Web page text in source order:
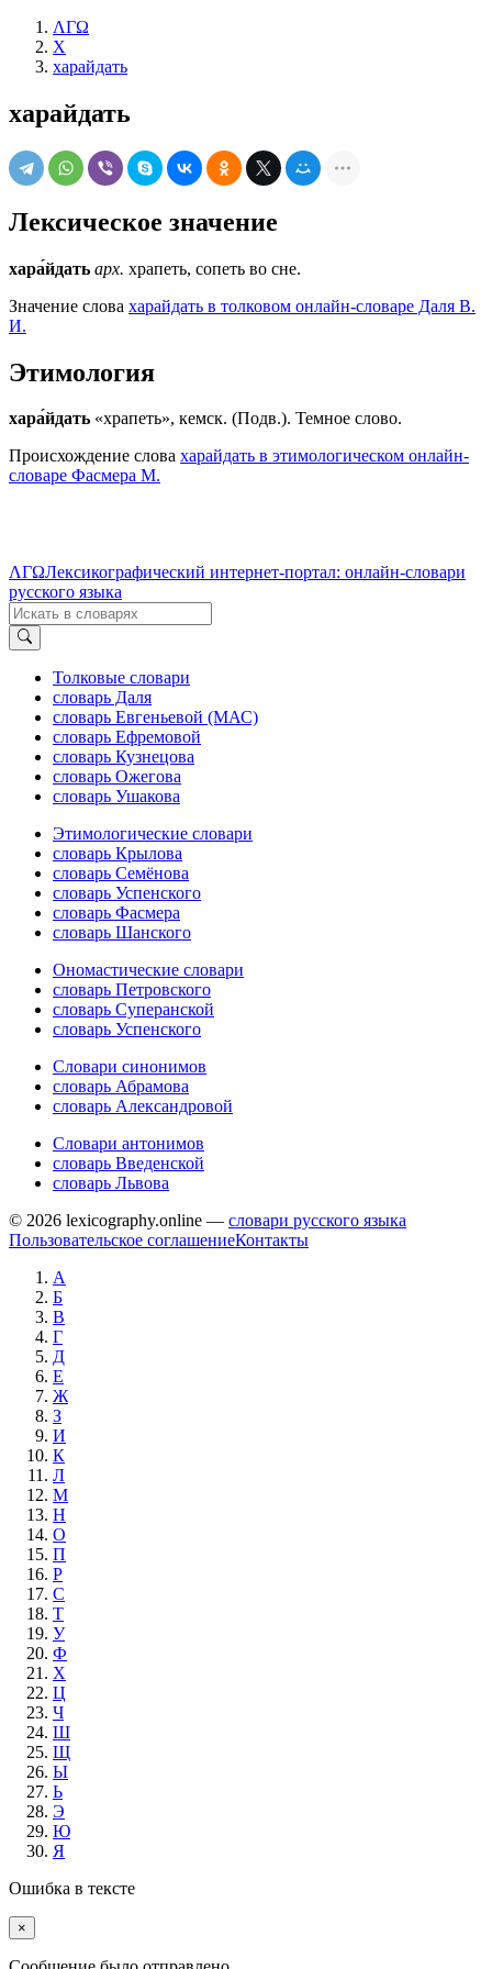
ΛΓΩ
Х
харайдать
харайдать
Лексическое значение
хара́йдать арх. храпеть, сопеть во сне.
Значение слова харайдать в толковом онлайн-словаре Даля В.
И.
Этимология
хара́йдать «храпеть», кемск. (Подв.). Темное слово.
Происхождение слова харайдать в этимологическом онлайн-
словаре Фасмера М.
ΛΓΩЛексикографический интернет-портал: онлайн-словари
русского языка
Толковые словари
словарь Даля
словарь Евгеньевой (МАС)
словарь Ефремовой
словарь Кузнецова
словарь Ожегова
словарь Ушакова
Этимологические словари
словарь Крылова
словарь Семёнова
словарь Успенского
словарь Фасмера
словарь Шанского
Ономастические словари
словарь Петровского
словарь Суперанской
словарь Успенского
Словари синонимов
словарь Абрамова
словарь Александровой
Словари антонимов
словарь Введенской
словарь Львова
© 2026 lexicography.online — словари русского языка
Пользовательское соглашениеКонтакты
А
Б
В
Г
Д
Е
Ж
З
И
К
Л
М
Н
О
П
Р
С
Т
У
Ф
Х
Ц
Ч
Ш
Щ
Ы
Ь
Э
Ю
Я
Ошибка в тексте
×